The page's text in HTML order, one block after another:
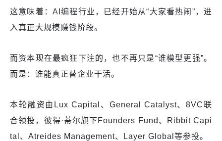
这意味着：AI编程行业，已经开始从“大家看热闹”，进
入真正大规模赚钱阶段。
而资本现在最疯狂下注的，也不再只是“谁模型更强”。
而是：谁能真正替企业干活。
本轮融资由Lux Capital、General Catalyst、8VC联
合领投，彼得·蒂尔旗下Founders Fund、Ribbit Capi
tal、Atreides Management、Layer Global等参投。